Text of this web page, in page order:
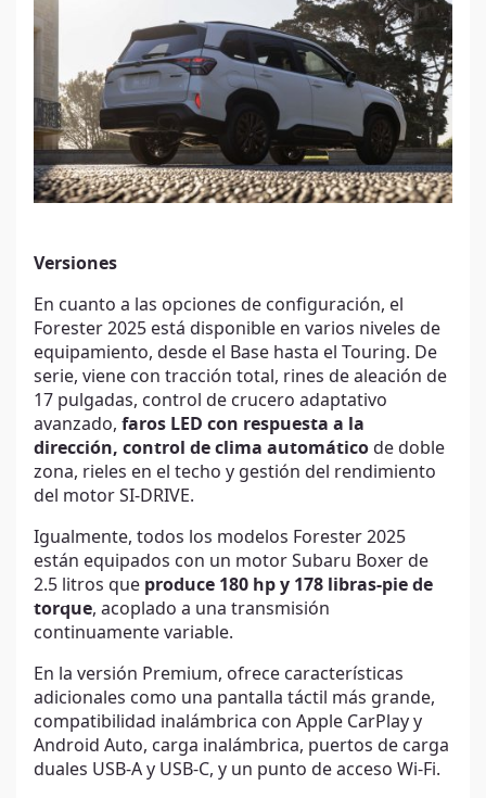
Versiones
En cuanto a las opciones de configuración, el
Forester 2025 está disponible en varios niveles de
equipamiento, desde el Base hasta el Touring. De
serie, viene con tracción total, rines de aleación de
17 pulgadas, control de crucero adaptativo
avanzado, faros LED con respuesta a la
dirección, control de clima automático de doble
zona, rieles en el techo y gestión del rendimiento
del motor SI-DRIVE.
Igualmente, todos los modelos Forester 2025
están equipados con un motor Subaru Boxer de
2.5 litros que produce 180 hp y ​​178 libras-pie de
torque, acoplado a una transmisión
continuamente variable.
En la versión Premium, ofrece características
adicionales como una pantalla táctil más grande,
compatibilidad inalámbrica con Apple CarPlay y
Android Auto, carga inalámbrica, puertos de carga
duales USB-A y USB-C, y un punto de acceso Wi-Fi.